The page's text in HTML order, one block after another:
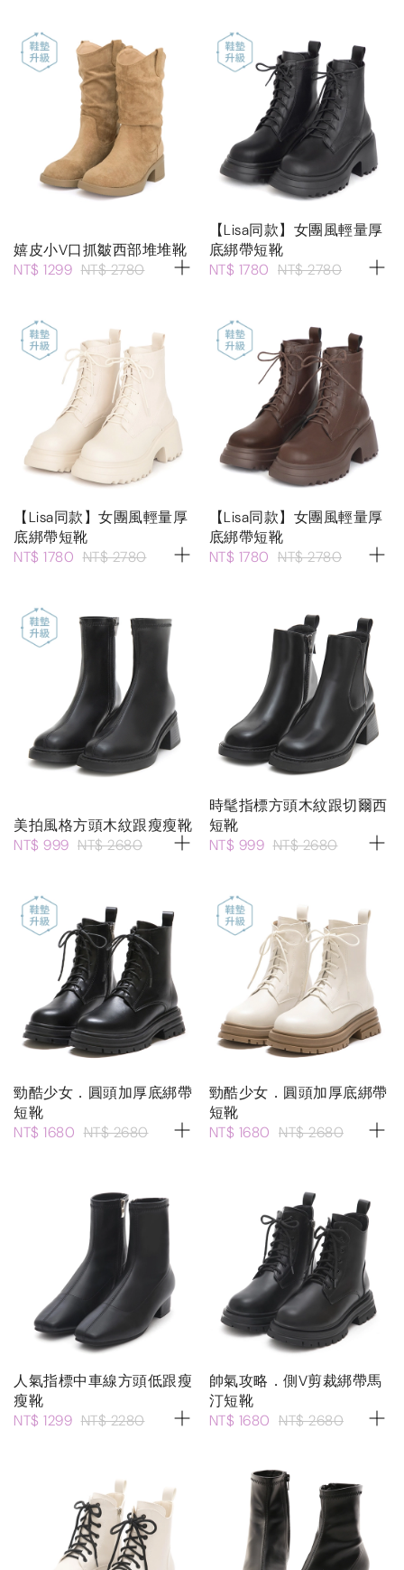
嬉皮小V口抓皺西部堆堆靴
NT$ 1299 NT$ 2780
【Lisa同款】女團風輕量厚
底綁帶短靴
NT$ 1780 NT$ 2780
【Lisa同款】女團風輕量厚
底綁帶短靴
NT$ 1780 NT$ 2780
【Lisa同款】女團風輕量厚
底綁帶短靴
NT$ 1780 NT$ 2780
美拍風格方頭木紋跟瘦瘦靴
NT$ 999 NT$ 2680
時髦指標方頭木紋跟切爾西
短靴
NT$ 999 NT$ 2680
勁酷少女．圓頭加厚底綁帶
短靴
NT$ 1680 NT$ 2680
勁酷少女．圓頭加厚底綁帶
短靴
NT$ 1680 NT$ 2680
人氣指標中車線方頭低跟瘦
瘦靴
NT$ 1299 NT$ 2280
帥氣攻略．側V剪裁綁帶馬
汀短靴
NT$ 1680 NT$ 2680